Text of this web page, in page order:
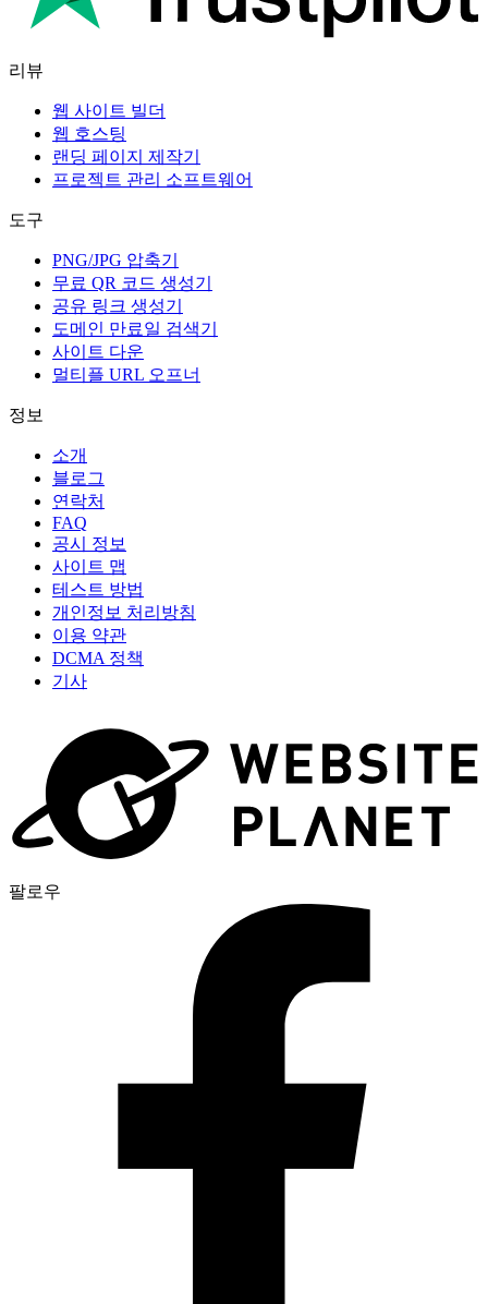
리뷰
웹 사이트 빌더
웹 호스팅
랜딩 페이지 제작기
프로젝트 관리 소프트웨어
도구
PNG/JPG 압축기
무료 QR 코드 생성기
공유 링크 생성기
도메인 만료일 검색기
사이트 다운
멀티플 URL 오프너
정보
소개
블로그
연락처
FAQ
공시 정보
사이트 맵
테스트 방법
개인정보 처리방침
이용 약관
DCMA 정책
기사
팔로우